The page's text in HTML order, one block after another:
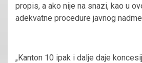
propis, a ako nije na snazi, kao u
adekvatne procedure javnog
„Kanton 10 ipak i dalje daje